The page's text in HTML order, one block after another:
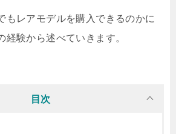
もレアモデルを購入できるのかに
経験から述べていきます。
目次